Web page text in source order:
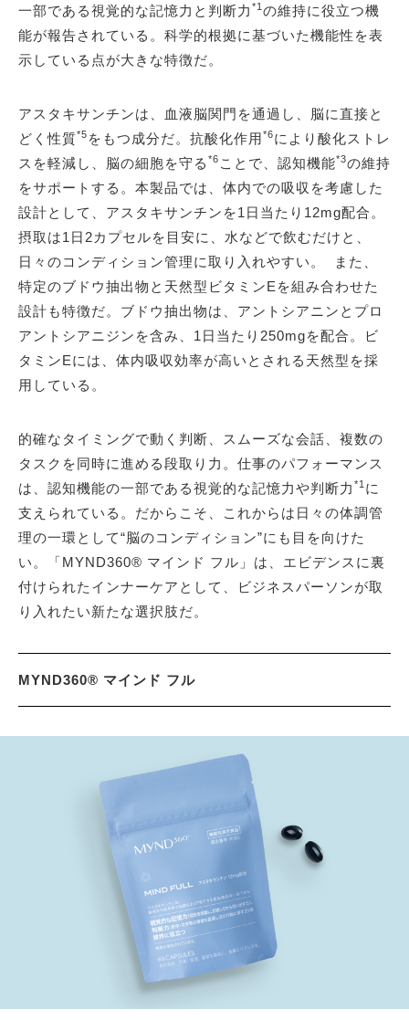
一部である視覚的な記憶力と判断力 *1 の維持に役立つ機
能が報告されている。科学的根拠に基づいた機能性を表
示している点が大きな特徴だ。
アスタキサンチンは、血液脳関門を通過し、脳に直接と
どく性質*5 をもつ成分だ。抗酸化作用*6により酸化ストレ
スを軽減し、脳の細胞を守る *6 ことで、認知機能*3の維持
をサポートする。本製品では、体内での吸収を考慮した
設計として、アスタキサンチンを1日当たり12mg配合。
摂取は1日2カプセルを目安に、水などで飲むだけと、
日々のコンディション管理に取り入れやすい。 また、
特定のブドウ抽出物と天然型ビタミンEを組み合わせた
設計も特徴だ。ブドウ抽出物は、アントシアニンとプロ
アントシアニジンを含み、1日当たり250mgを配合。ビ
タミンEには、体内吸収効率が高いとされる天然型を採
用している。
的確なタイミングで動く判断、スムーズな会話、複数の
タスクを同時に進める段取り力。仕事のパフォーマンス
は、認知機能の一部である視覚的な記憶力や判断力 *1 に
支えられている。だからこそ、これからは日々の体調管
理の一環として“脳のコンディション”にも目を向けた
い。「MYND360® マインド フル」は、エビデンスに裏
付けられたインナーケアとして、ビジネスパーソンが取
り入れたい新たな選択肢だ。
MYND360® マインド フル